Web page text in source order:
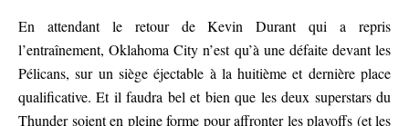
En attendant le retour de Kevin Durant qui a repris
l’entraînement, Oklahoma City n’est qu’à une défaite devant les
Pélicans, sur un siège éjectable à la huitième et dernière place
qualificative. Et il faudra bel et bien que les deux superstars du
Thunder soient en pleine forme pour affronter les playoffs (et les